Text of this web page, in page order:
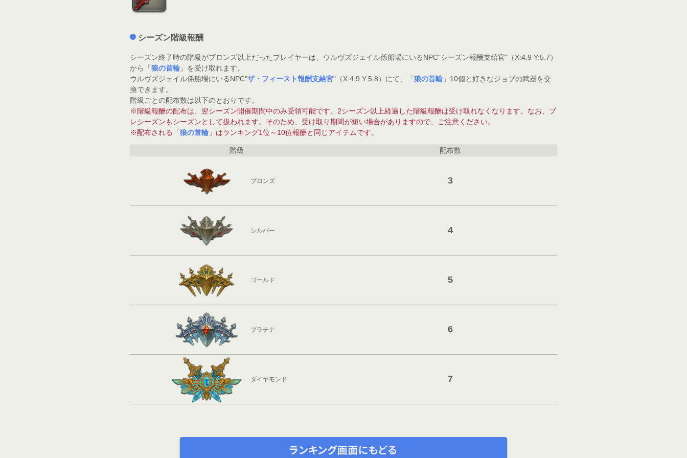
シーズン階級報酬
シーズン終了時の階級がブロンズ以上だったプレイヤーは、ウルヴズジェイル係船場にいるNPC"シーズン報酬支給官"（X:4.9 Y:5.7）
から「 狼の首輪 」を受け取れます。
ウルヴズジェイル係船場にいるNPC"ザ・フィースト報酬支給官"（X:4.9 Y:5.8）にて、「 狼の首輪 」10個と好きなジョブの武器を交
換できます。
階級ごとの配布数は以下のとおりです。
※階級報酬の配布は、翌シーズン開催期間中のみ受領可能です。2シーズン以上経過した階級報酬は受け取れなくなります。なお、プ
レシーズンもシーズンとして扱われます。そのため、受け取り期間が短い場合がありますので、ご注意ください。
※配布される「狼の首輪 」はランキング1位～10位報酬と同じアイテムです。
階級 配布数
ブロンズ 3
シルバー 4
ゴールド 5
プラチナ 6
ダイヤモンド 7